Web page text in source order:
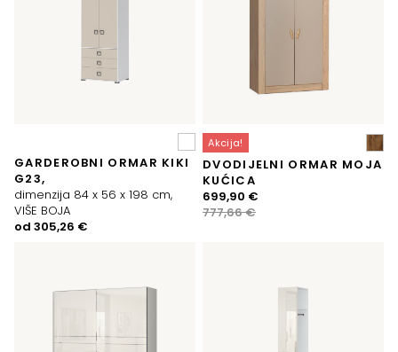
GARDEROBNI ORMAR KIKI
G23,
dimenzija 84 x 56 x 198 cm,
VIŠE BOJA
od 305,26 €
Akcija!
DVODIJELNI ORMAR MOJA
KUĆICA
777,66€
Izvorna
cijena
699,90 €
Trenutna
cijena